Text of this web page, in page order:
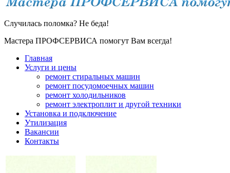
Случилась поломка? Не беда!
Мастера ПРОФСЕРВИСА помогут Вам всегда!
Главная
Услуги и цены
ремонт стиральных машин
ремонт посудомоечных машин
ремонт холодильников
ремонт электроплит и другой техники
Установка и подключение
Утилизация
Вакансии
Контакты